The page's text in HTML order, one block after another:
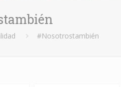
#Nosotrostambién